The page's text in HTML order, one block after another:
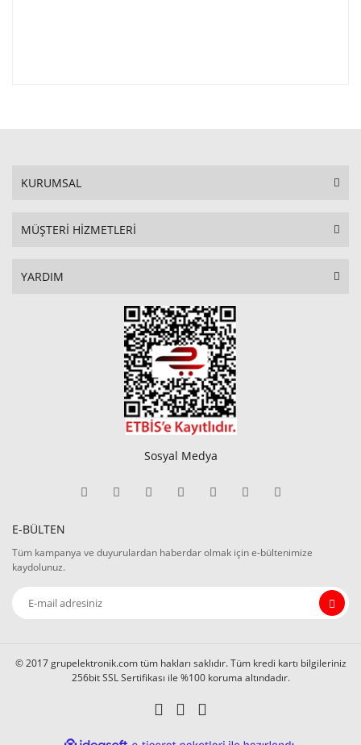
KURUMSAL
MÜŞTERİ HİZMETLERİ
YARDIM
Sosyal Medya
E-BÜLTEN
Tüm kampanya ve duyurulardan haberdar olmak için e-bültenimize
kaydolunuz.
© 2017 grupelektronik.com tüm hakları saklıdır. Tüm kredi kartı bilgileriniz
256bit SSL Sertifikası ile %100 koruma altındadır.